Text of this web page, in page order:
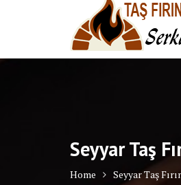
Seyyar Taş
Home Seyyar Taş